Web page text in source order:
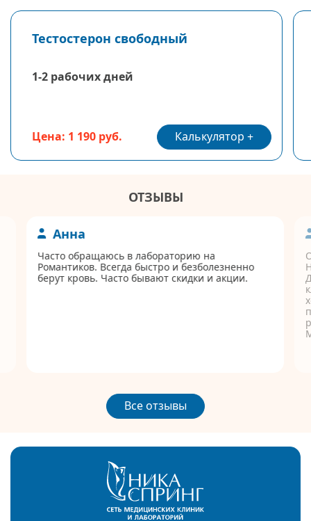
Тестостерон свободный
1-2 рабочих дней
Цена: 1 190 руб. Калькулятор
ОТЗЫВЫ
Анна
Часто обращаюсь в лабораторию на
Романтиков. Всегда быстро и безболезненно
берут кровь. Часто бывают скидки и акции.
Все отзывы